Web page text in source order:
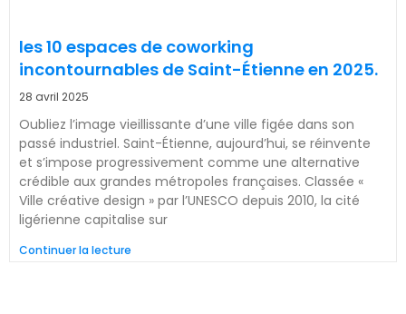
les 10 espaces de coworking
incontournables de Saint-Étienne en 2025.
28 avril 2025
Oubliez l’image vieillissante d’une ville figée dans son
passé industriel. Saint-Étienne, aujourd’hui, se réinvente
et s’impose progressivement comme une alternative
crédible aux grandes métropoles françaises. Classée «
Ville créative design » par l’UNESCO depuis 2010, la cité
ligérienne capitalise sur
Continuer la lecture